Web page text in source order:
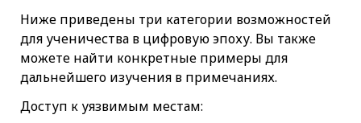
Ниже приведены три категории возможностей
для ученичества в цифровую эпоху. Вы также
можете найти конкретные примеры для
дальнейшего изучения в примечаниях.
Доступ к уязвимым местам: